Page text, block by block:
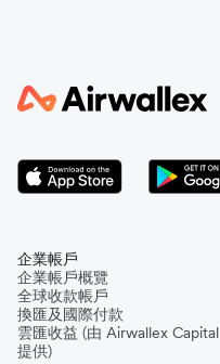
企業帳戶
企業帳戶概覽
全球收款帳戶
換匯及國際付款
雲匯收益 (由 Airwallex Capital
提供)